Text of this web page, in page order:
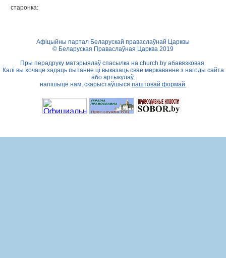
старонка:
Афіцыйны партал Беларускай праваслаўнай Царквы
© Беларуская Праваслаўная Царква 2019
Пры перадруку матэрыялаў спасылка на church.by абавязковая.
Калі вы хочаце задаць пытанне ці выказаць свае меркаванне з нагоды сайта
або артыкулаў,
напішыце нам, скарыстаўшыся паштовай формай.